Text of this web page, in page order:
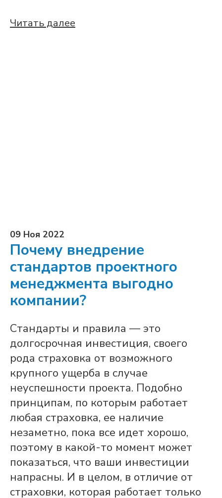
Читать далее
09 Ноя 2022
Почему внедрение
стандартов проектного
менеджмента выгодно
компании?
Стандарты и правила — это
долгосрочная инвестиция, своего
рода страховка от возможного
крупного ущерба в случае
неуспешности проекта. Подобно
принципам, по которым работает
любая страховка, ее наличие
незаметно, пока все идет хорошо,
поэтому в какой-то момент может
показаться, что ваши инвестиции
напрасны. И в целом, в отличие от
страховки, которая работает только